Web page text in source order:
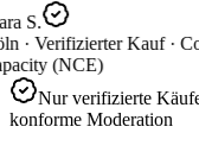
S.
· Verifizierter Kauf ·
(NCE)
Nur verifizierte
konforme Moderation